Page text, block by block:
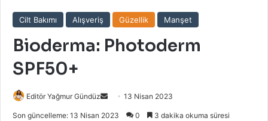
Cilt Bakımı Alışveriş Güzellik Manşet
Bioderma: Photoderm
SPF50+
Editör Yağmur Gündüz
Bir
13 Nisan 2023
Son güncelleme: 13 Nisan 2023 0 3 dakika okuma süresi